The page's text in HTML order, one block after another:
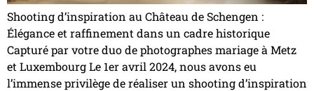
Shooting d’inspiration au Château de Schengen :
Élégance et raffinement dans un cadre historique
Capturé par votre duo de photographes mariage à Metz
et Luxembourg Le 1er avril 2024, nous avons eu
l’immense privilège de réaliser un shooting d’inspiration